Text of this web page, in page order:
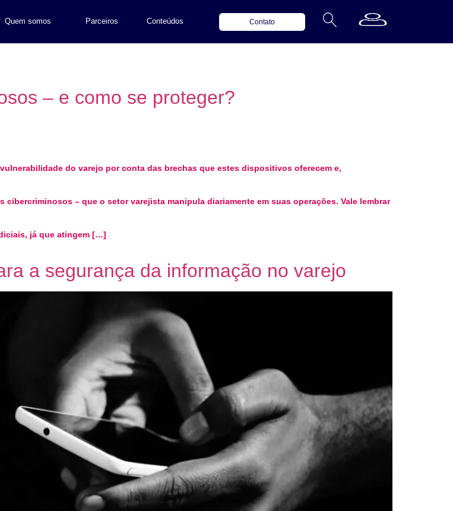
Quem somos Parceiros Conteúdos Contato
– e como se proteger?
do varejo por conta das brechas que estes dispositivos oferecem e,
– que o setor varejista manipula diariamente em suas operações. Vale lembrar
já que atingem […]
a segurança da informação no varejo